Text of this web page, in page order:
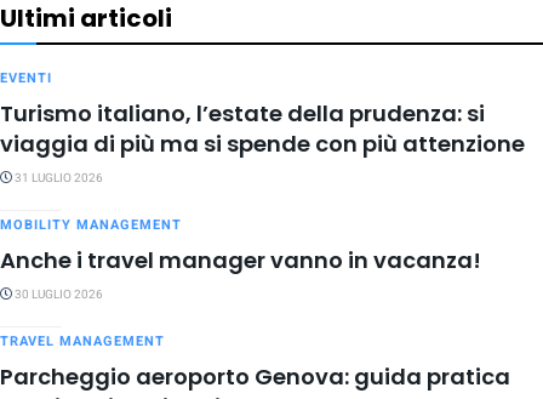
Ultimi articoli
EVENTI
Turismo italiano, l’estate della prudenza: si
viaggia di più ma si spende con più attenzione
31 LUGLIO 2026
MOBILITY MANAGEMENT
Anche i travel manager vanno in vacanza!
30 LUGLIO 2026
TRAVEL MANAGEMENT
Parcheggio aeroporto Genova: guida pratica